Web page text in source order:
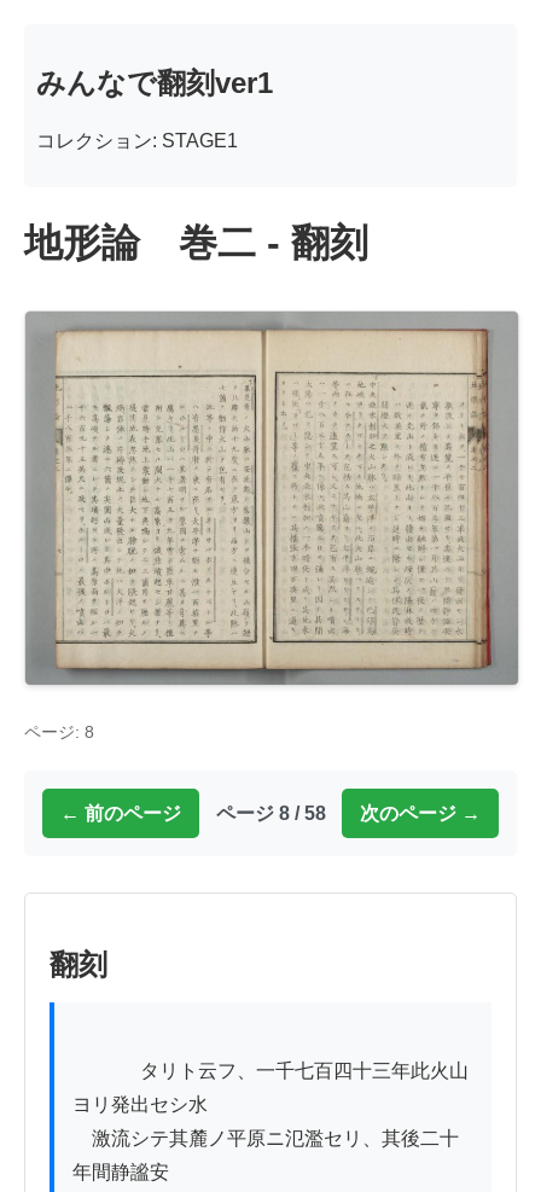
みんなで翻刻ver1
コレクション: STAGE1
地形論 巻二 - 翻刻
ページ: 8
← 前のページ ページ 8 / 58 次のページ →
翻刻
ヨリ発出セシ水
激流シテ其麓ノ平原ニ氾濫セリ、其後二十
年間静謐安